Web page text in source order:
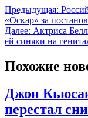
Предыдущая:
«Оскар» за
Далее: Актриса
ей синяки на
Похожие
Джон
перестал